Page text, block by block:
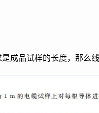
成品试样的长度，那么